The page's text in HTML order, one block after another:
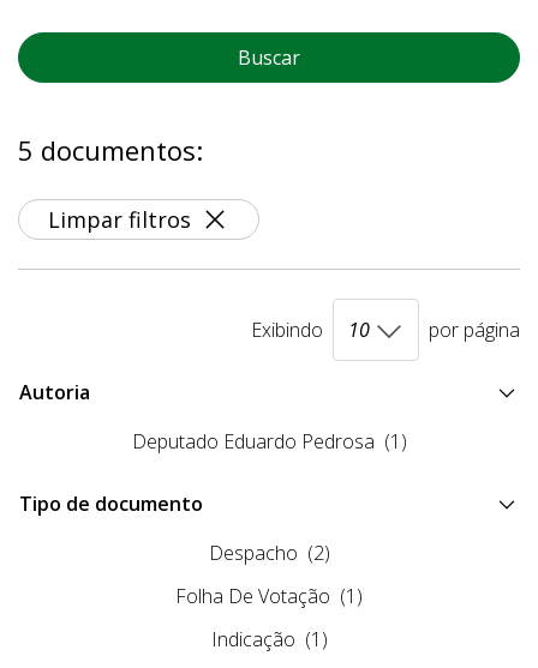
Buscar
5 documentos:
Limpar filtros
Exibindo por página
Autoria
Deputado Eduardo Pedrosa (1)
Tipo de documento
Despacho (2)
Folha De Votação (1)
Indicação (1)